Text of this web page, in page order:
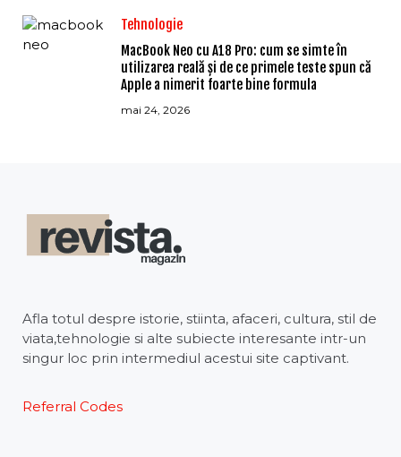
Tehnologie
MacBook Neo cu A18 Pro: cum se simte în
utilizarea reală și de ce primele teste spun că
Apple a nimerit foarte bine formula
mai 24, 2026
Afla totul despre istorie, stiinta, afaceri, cultura, stil de
viata,tehnologie si alte subiecte interesante intr-un
singur loc prin intermediul acestui site captivant.
Referral Codes